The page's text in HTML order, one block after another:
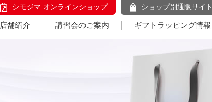
シモジマ オンラインショップ ショップ別通販サイト
店舗紹介 講習会のご案内 ギフトラッピング情報